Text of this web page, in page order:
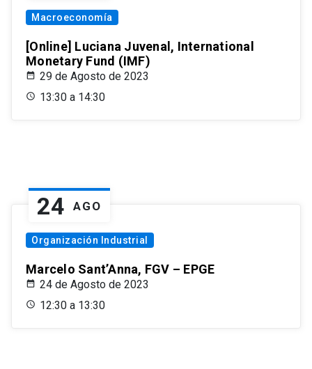
Macroeconomía
[Online] Luciana Juvenal, International
Monetary Fund (IMF)
29 de Agosto de 2023
13:30 a 14:30
24 AGO
Organización Industrial
Marcelo Sant’Anna, FGV – EPGE
24 de Agosto de 2023
12:30 a 13:30